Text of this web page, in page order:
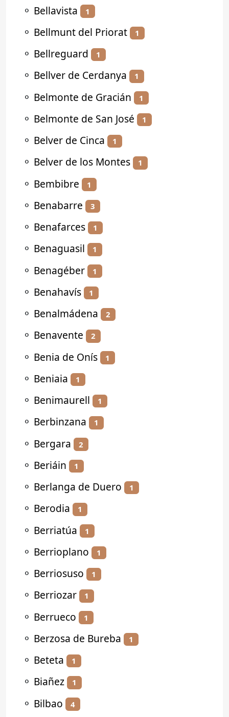
⚬ Bellavista 1
⚬ Bellmunt del Priorat 1
⚬ Bellreguard 1
⚬ Bellver de Cerdanya 1
⚬ Belmonte de Gracián 1
⚬ Belmonte de San José 1
⚬ Belver de Cinca 1
⚬ Belver de los Montes 1
⚬ Bembibre 1
⚬ Benabarre 3
⚬ Benafarces 1
⚬ Benaguasil 1
⚬ Benagéber 1
⚬ Benahavís 1
⚬ Benalmádena 2
⚬ Benavente 2
⚬ Benia de Onís 1
⚬ Beniaia 1
⚬ Benimaurell 1
⚬ Berbinzana 1
⚬ Bergara 2
⚬ Beriáin 1
⚬ Berlanga de Duero 1
⚬ Berodia 1
⚬ Berriatúa 1
⚬ Berrioplano 1
⚬ Berriosuso 1
⚬ Berriozar 1
⚬ Berrueco 1
⚬ Berzosa de Bureba 1
⚬ Beteta 1
⚬ Biañez 1
⚬ Bilbao 4